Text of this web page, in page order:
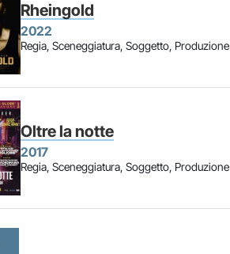
Rheingold
2022
Regia, Sceneggiatura, Soggetto, Produzione
Oltre la notte
2017
Regia, Sceneggiatura, Soggetto, Produzione